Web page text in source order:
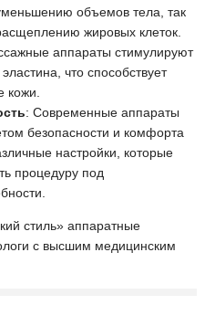
объемов тела, так
жировых клеток.
аппараты стимулируют
что способствует
кожи.
: Современные аппараты
безопасности и комфорта
настройки, которые
процедуру под
стиль» аппаратные
с высшим медицинским